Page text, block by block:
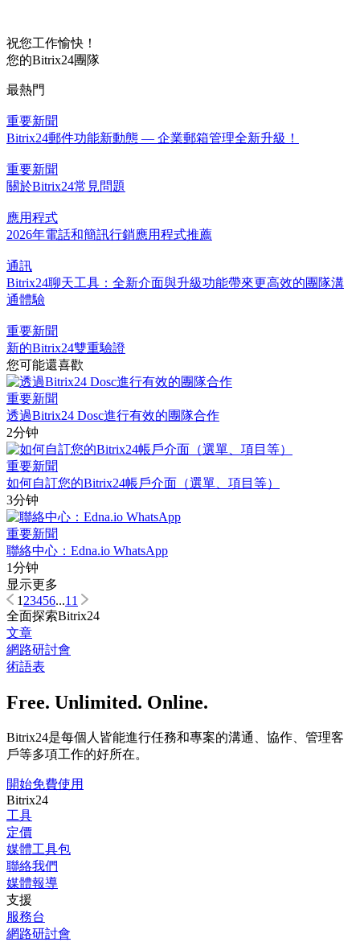
祝您工作愉快！
您的Bitrix24團隊
最熱門
重要新聞
Bitrix24郵件功能新動態 — 企業郵箱管理全新升級！
重要新聞
關於Bitrix24常見問題
應用程式
2026年電話和簡訊行銷應用程式推薦
通訊
Bitrix24聊天工具：全新介面與升級功能帶來更高效的團隊溝
通體驗
重要新聞
新的Bitrix24雙重驗證
您可能還喜歡
重要新聞
透過Bitrix24 Dosc進行有效的團隊合作
2分钟
重要新聞
如何自訂您的Bitrix24帳戶介面（選單、項目等）
3分钟
重要新聞
聯絡中心：Edna.io WhatsApp
1分钟
显示更多
123456...11
全面探索Bitrix24
文章
網路研討會
術語表
Free. Unlimited. Online.
Bitrix24是每個人皆能進行任務和專案的溝通、協作、管理客
戶等多項工作的好所在。
開始免費使用
Bitrix24
工具
定價
媒體工具包
聯絡我們
媒體報導
支援
服務台
網路研討會